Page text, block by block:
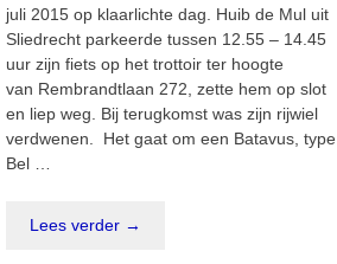
juli 2015 op klaarlichte dag. Huib de Mul uit
Sliedrecht parkeerde tussen 12.55 – 14.45
uur zijn fiets op het trottoir ter hoogte
van Rembrandtlaan 272, zette hem op slot
en liep weg. Bij terugkomst was zijn rijwiel
verdwenen. Het gaat om een Batavus, type
Bel …
Lees verder →